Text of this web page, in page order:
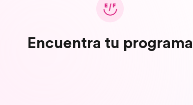
Encuentra tu programa